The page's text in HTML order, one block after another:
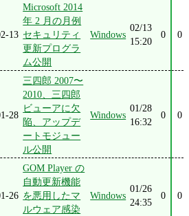
13
Microsoft 2014
年 2 月の月例
セキュリティ
更新プログラ
ム公開
Windows
02/13
15:20
0 0
28
三四郎 2007〜
2010、三四郎
ビューアに欠
陥、アップデ
ートモジュー
ル公開
Windows
01/28
16:32
0 0
26
GOM Player の
自動更新機能
を悪用したマ
ルウェア感染
Windows
01/26
24:35
0 0